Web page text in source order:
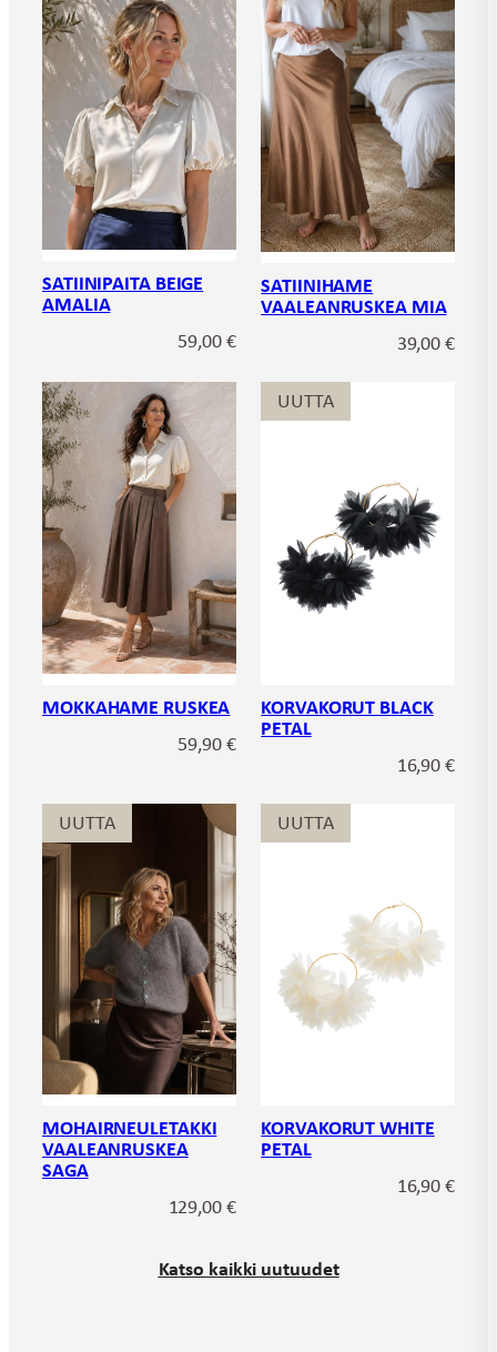
SATIINIPAITA BEIGE
AMALIA
59,00€
SATIINIHAME
VAALEANRUSKEA MIA
39,00€
MOKKAHAME RUSKEA
59,90€
UUTTA
KORVAKORUT BLACK
PETAL
16,90€
UUTTA
MOHAIRNEULETAKKI
VAALEANRUSKEA
SAGA
129,00€
UUTTA
KORVAKORUT WHITE
PETAL
16,90€
Katso kaikki uutuudet